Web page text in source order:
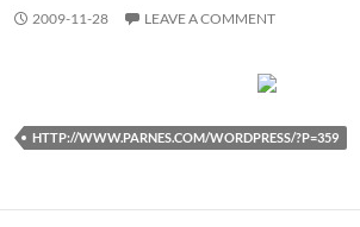
2009-11-28 LEAVE A COMMENT
HTTP://WWW.PARNES.COM/WORDPRESS/?P=359